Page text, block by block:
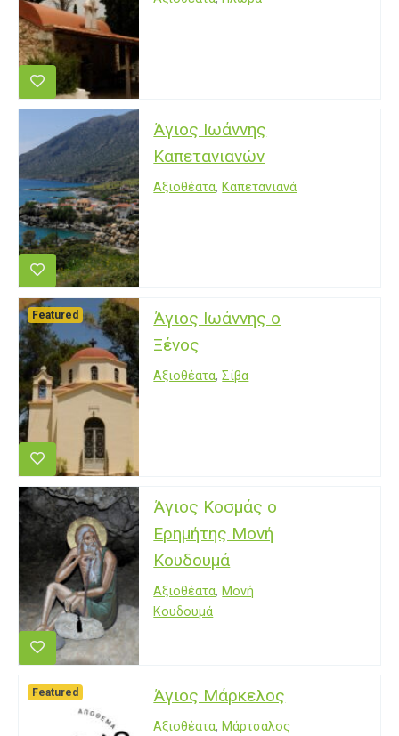
Άγιος Ιωάννης
Καπετανιανών
Αξιοθέατα, Καπετανιανά
Άγιος Ιωάννης ο
Ξένος
Αξιοθέατα,Σίβα
Featured
Άγιος Κοσμάς ο
Ερημήτης Μονή
Κουδουμά
Αξιοθέατα, Μονή
Κουδουμά
Άγιος Μάρκελος
Αξιοθέατα, Μάρτσαλος
Featured